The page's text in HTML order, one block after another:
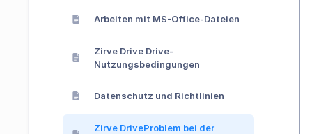
Arbeiten mit MS-Office-Dateien
Zirve Drive Drive-
Nutzungsbedingungen
Datenschutz und Richtlinien
Zirve DriveProblem bei der